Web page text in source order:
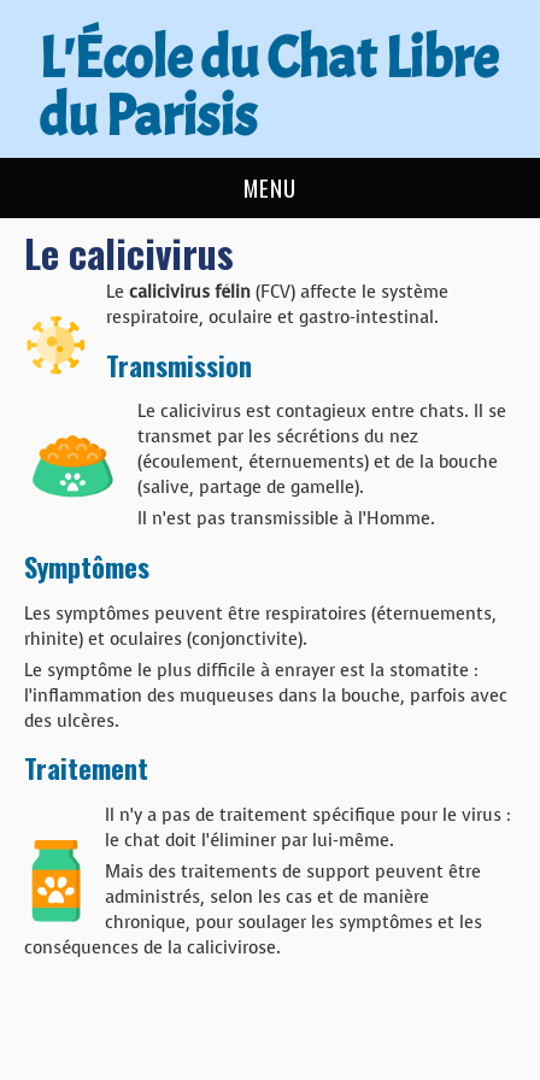
L'École du Chat Libre
du Parisis
MENU
L’ÉCOLE DU CHAT
ACTUALITÉS
ADOPTER
NOUS AIDER
CONTACT
BOUTIQUE
FORUM
Le calicivirus
Le calicivirus félin (FCV) affecte le système
respiratoire, oculaire et gastro-intestinal.
Transmission
Le calicivirus est contagieux entre chats. Il se
transmet par les sécrétions du nez
(écoulement, éternuements) et de la bouche
(salive, partage de gamelle).
Il n’est pas transmissible à l’Homme.
Symptômes
Les symptômes peuvent être respiratoires (éternuements,
rhinite) et oculaires (conjonctivite).
Le symptôme le plus difficile à enrayer est la stomatite :
l’inflammation des muqueuses dans la bouche, parfois avec
des ulcères.
Traitement
Il n’y a pas de traitement spécifique pour le virus :
le chat doit l’éliminer par lui-même.
Mais des traitements de support peuvent être
administrés, selon les cas et de manière
chronique, pour soulager les symptômes et les
conséquences de la calicivirose.